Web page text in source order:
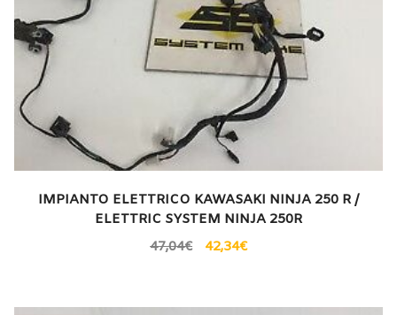
IMPIANTO ELETTRICO KAWASAKI NINJA 250 R /
ELETTRIC SYSTEM NINJA 250R
47,04€ 42,34€